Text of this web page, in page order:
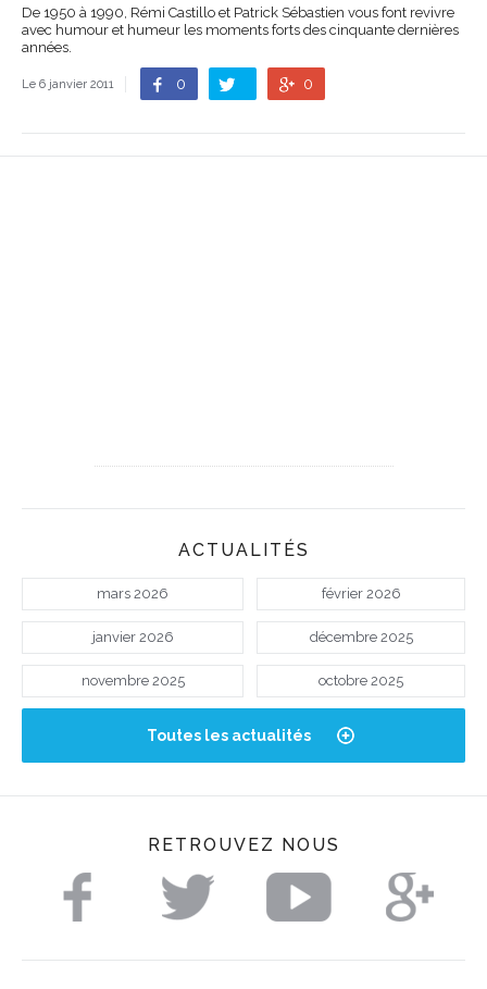
De 1950 à 1990, Rémi Castillo et Patrick Sébastien vous font revivre
avec humour et humeur les moments forts des cinquante dernières
années.
Le 6 janvier 2011 0 0
ACTUALITÉS
mars 2026 février 2026
janvier 2026 décembre 2025
novembre 2025 octobre 2025
Toutes les actualités
RETROUVEZ NOUS